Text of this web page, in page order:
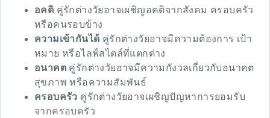
อคติ คู่รักต่างวัยอาจเผชิญอคติจากสังคม ครอบครัว
หรือคนรอบข้าง
ความเข้ากันได้ คู่รักต่างวัยอาจมีความต้องการ เป้า
หมาย หรือไลฟ์สไตล์ที่แตกต่าง
อนาคต คู่รักต่างวัยอาจมีความกังวลเกี่ยวกับอนาคต
สุขภาพ หรือความสัมพันธ์
ครอบครัว คู่รักต่างวัยอาจเผชิญปัญหาการยอมรับ
จากครอบครัว